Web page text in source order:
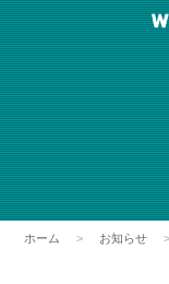
ホーム お知らせ